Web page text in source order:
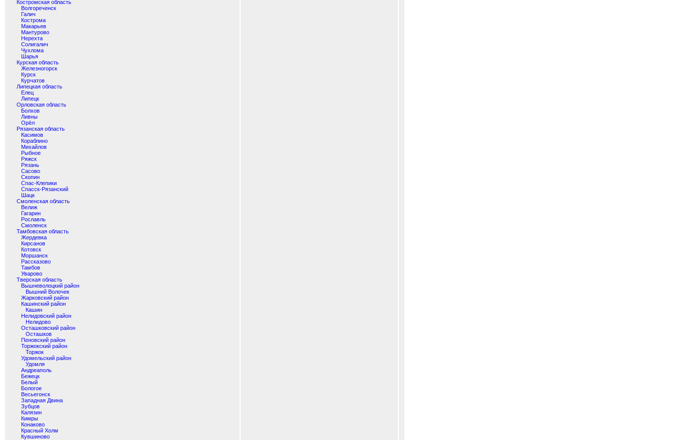
Костромская область
Волгореченск
Галич
Кострома
Макарьев
Мантурово
Нерехта
Солигалич
Чухлома
Шарья
Курская область
Железногорск
Курск
Курчатов
Липецкая область
Елец
Липецк
Орловская область
Болхов
Ливны
Орёл
Рязанская область
Касимов
Кораблино
Михайлов
Рыбное
Ряжск
Рязань
Сасово
Скопин
Спас-Клепики
Спасск-Рязанский
Шацк
Смоленская область
Велиж
Гагарин
Рославль
Смоленск
Тамбовская область
Жердевка
Кирсанов
Котовск
Моршанск
Рассказово
Тамбов
Уварово
Тверская область
Вышневолоцкий район
Вышний Волочек
Жарковский район
Кашинский район
Кашин
Нелидовский район
Нелидово
Осташковский район
Осташков
Пеновский район
Торжокский район
Торжок
Удомельский район
Удомля
Андреаполь
Бежецк
Белый
Бологое
Весьегонск
Западная Двина
Зубцов
Калязин
Кимры
Конаково
Красный Холм
Кувшиново